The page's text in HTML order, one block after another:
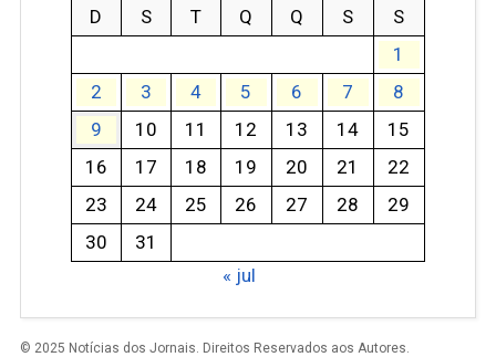
D S T Q Q S
S
1
2
3 4 5 6 7
8
9
10 11 12 13 14
15
16
17 18 19 20 21
22
23
24 25 26 27 28
29
30
31
« jul
© 2025 Notícias dos Jornais. Direitos Reservados aos Autores.